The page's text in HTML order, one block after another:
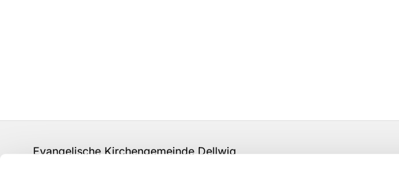
Evangelische Kirchengemeinde Dellwig